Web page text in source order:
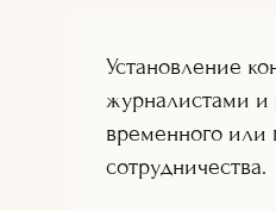
Установление
журналистами и
временного или
сотрудничества.